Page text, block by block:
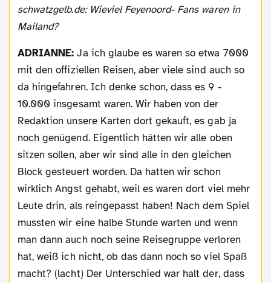
schwatzgelb.de: Wieviel Feyenoord- Fans waren in
Mailand?
ADRIANNE: Ja ich glaube es waren so etwa 7000
mit den offiziellen Reisen, aber viele sind auch so
da hingefahren. Ich denke schon, dass es 9 -
10.000 insgesamt waren. Wir haben von der
Redaktion unsere Karten dort gekauft, es gab ja
noch genügend. Eigentlich hätten wir alle oben
sitzen sollen, aber wir sind alle in den gleichen
Block gesteuert worden. Da hatten wir schon
wirklich Angst gehabt, weil es waren dort viel mehr
Leute drin, als reingepasst haben! Nach dem Spiel
mussten wir eine halbe Stunde warten und wenn
man dann auch noch seine Reisegruppe verloren
hat, weiß ich nicht, ob das dann noch so viel Spaß
macht? (lacht) Der Unterschied war halt der, dass